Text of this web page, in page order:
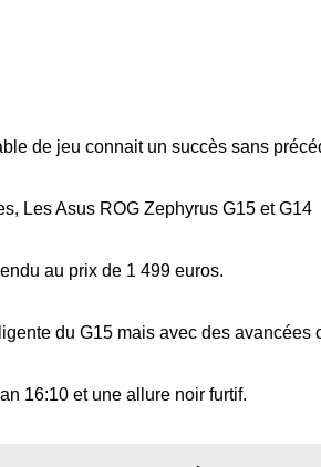
de jeu connait un succès sans
Les Asus ROG Zephyrus G15 et
au prix de 1 499 euros.
du G15 mais avec des avancées
16:10 et une allure noir furtif.